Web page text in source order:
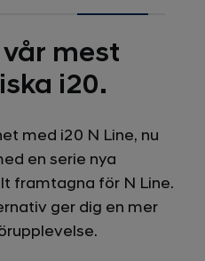
vår mest
i20.
med i20 N Line, nu
en serie nya
framtagna för N Line.
ger dig en mer